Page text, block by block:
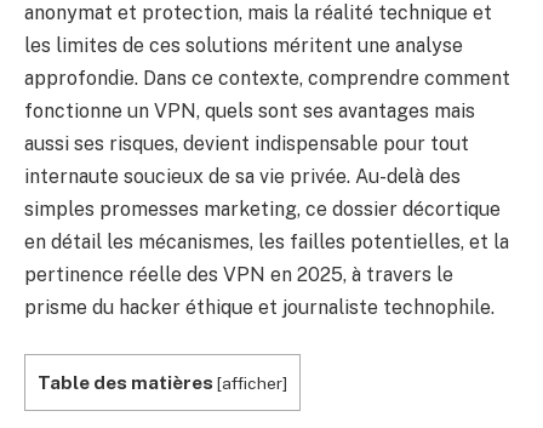
anonymat et protection, mais la réalité technique et
les limites de ces solutions méritent une analyse
approfondie. Dans ce contexte, comprendre comment
fonctionne un VPN, quels sont ses avantages mais
aussi ses risques, devient indispensable pour tout
internaute soucieux de sa vie privée. Au-delà des
simples promesses marketing, ce dossier décortique
en détail les mécanismes, les failles potentielles, et la
pertinence réelle des VPN en 2025, à travers le
prisme du hacker éthique et journaliste technophile.
Table des matières [afficher]